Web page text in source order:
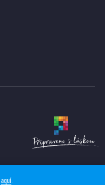
aquí.